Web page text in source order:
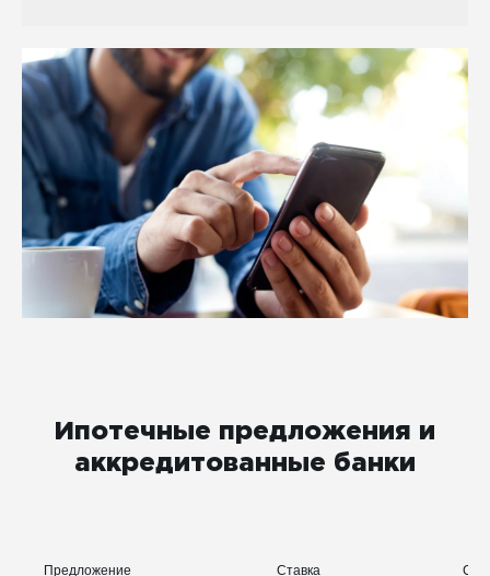
Ипотечные предложения и
аккредитованные банки
Предложение Ставка